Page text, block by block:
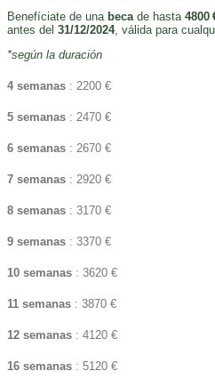
Benefíciate de una becade hasta 4800
antes del 31/12/2024, válida para
*según la duración
4 semanas : 2200 €
5 semanas : 2470 €
6 semanas : 2670 €
7 semanas : 2920 €
8 semanas : 3170 €
9 semanas : 3370 €
10 semanas : 3620 €
11 semanas : 3870 €
12 semanas : 4120 €
16 semanas : 5120 €